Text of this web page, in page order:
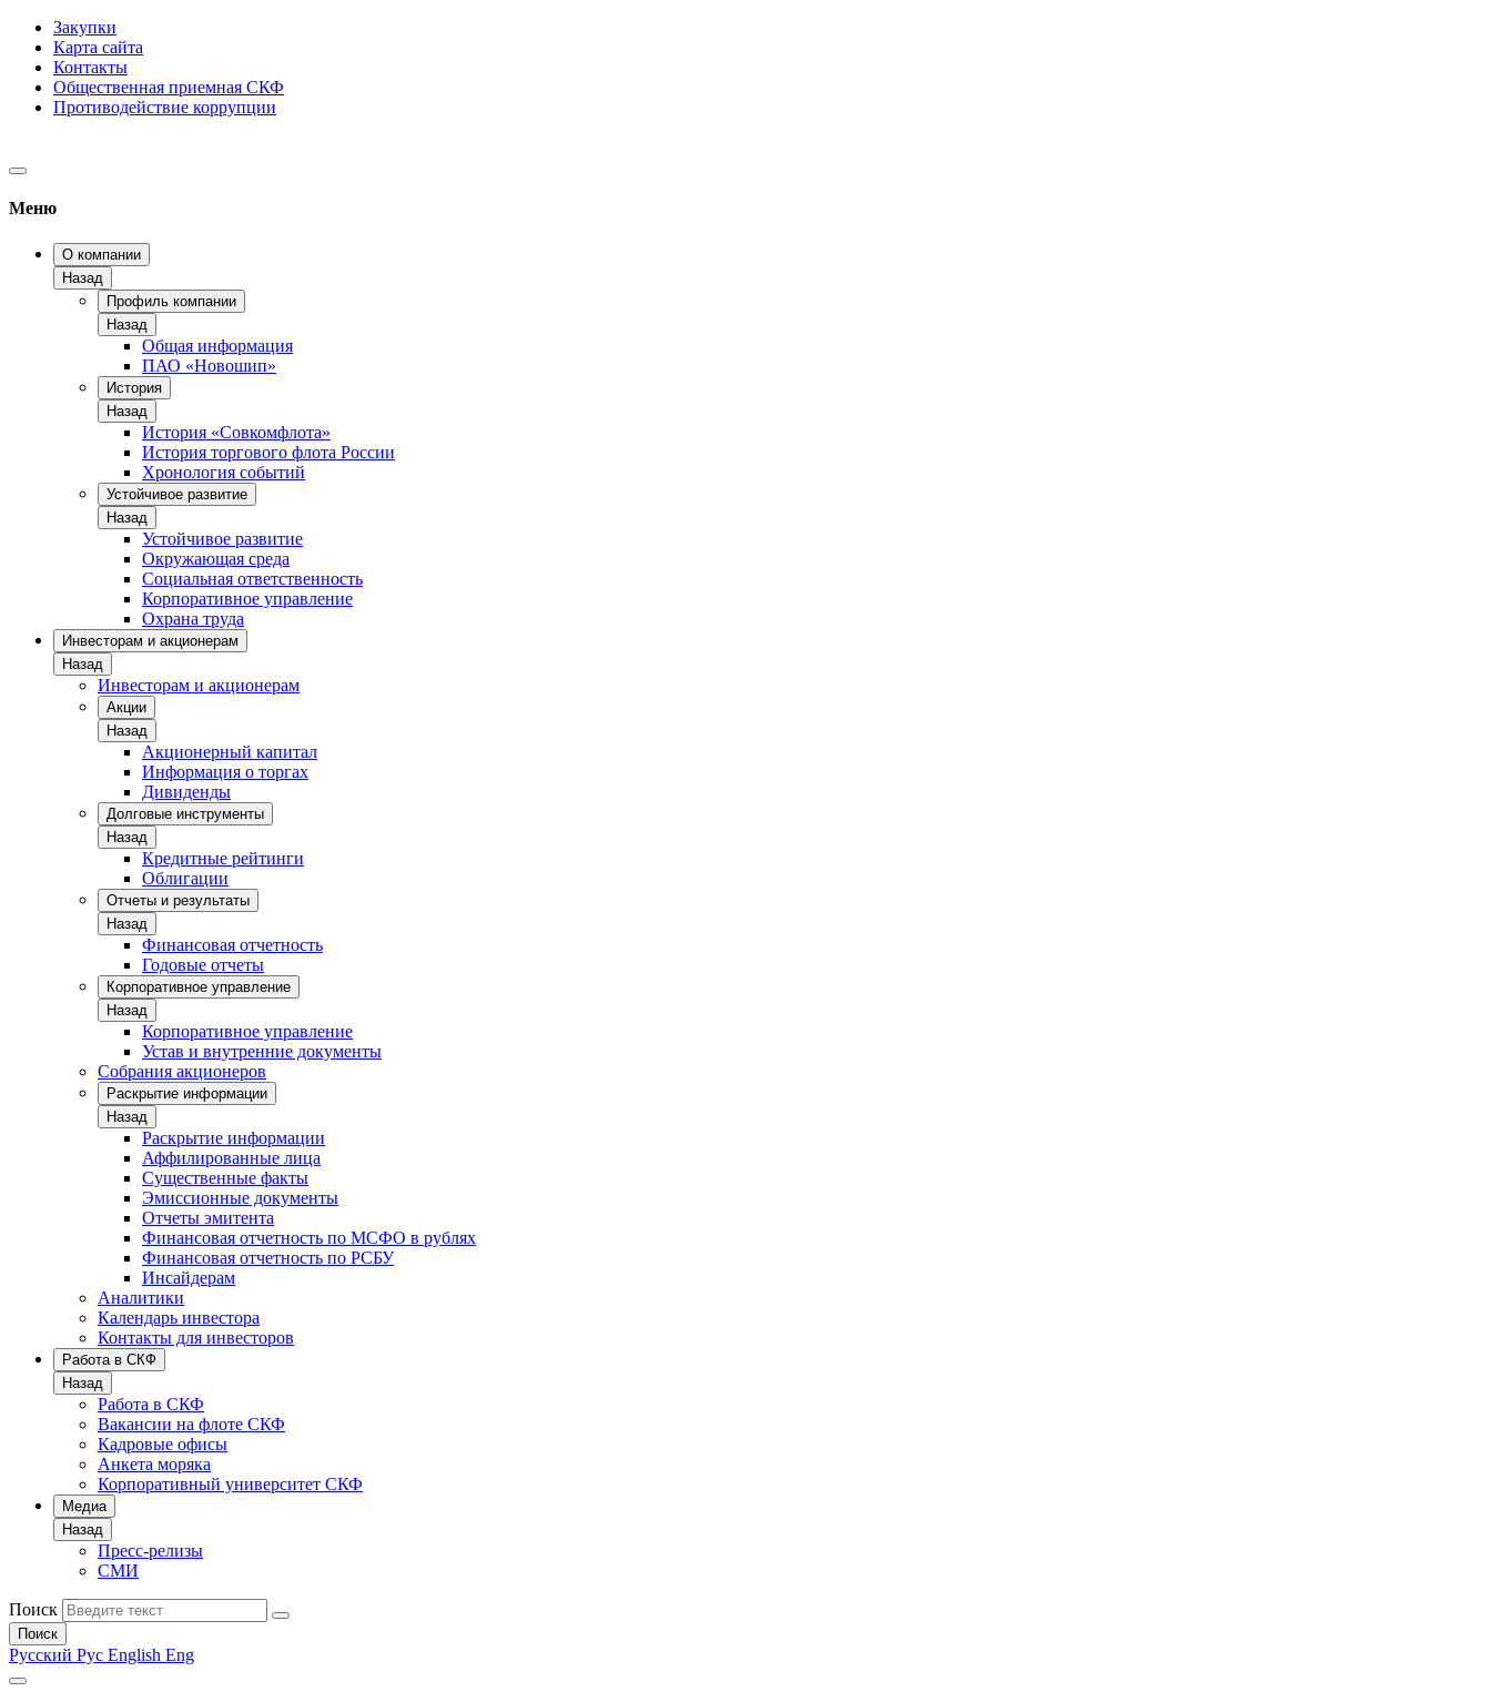
Закупки
Карта сайта
Контакты
Общественная приемная СКФ
Противодействие коррупции
Меню
О компании
Назад
Профиль компании
Назад
Общая информация
ПАО «Новошип»
История
Назад
История «Совкомфлота»
История торгового флота России
Хронология событий
Устойчивое развитие
Назад
Устойчивое развитие
Окружающая среда
Социальная ответственность
Корпоративное управление
Охрана труда
Инвесторам и акционерам
Назад
Инвесторам и акционерам
Акции
Назад
Акционерный капитал
Информация о торгах
Дивиденды
Долговые инструменты
Назад
Кредитные рейтинги
Облигации
Отчеты и результаты
Назад
Финансовая отчетность
Годовые отчеты
Корпоративное управление
Назад
Корпоративное управление
Устав и внутренние документы
Собрания акционеров
Раскрытие информации
Назад
Раскрытие информации
Аффилированные лица
Существенные факты
Эмиссионные документы
Отчеты эмитента
Финансовая отчетность по МСФО в рублях
Финансовая отчетность по РСБУ
Инсайдерам
Аналитики
Календарь инвестора
Контакты для инвесторов
Работа в СКФ
Назад
Работа в СКФ
Вакансии на флоте СКФ
Кадровые офисы
Анкета моряка
Корпоративный университет СКФ
Медиа
Назад
Пресс-релизы
СМИ
Поиск
Поиск
Русский Рус English Eng